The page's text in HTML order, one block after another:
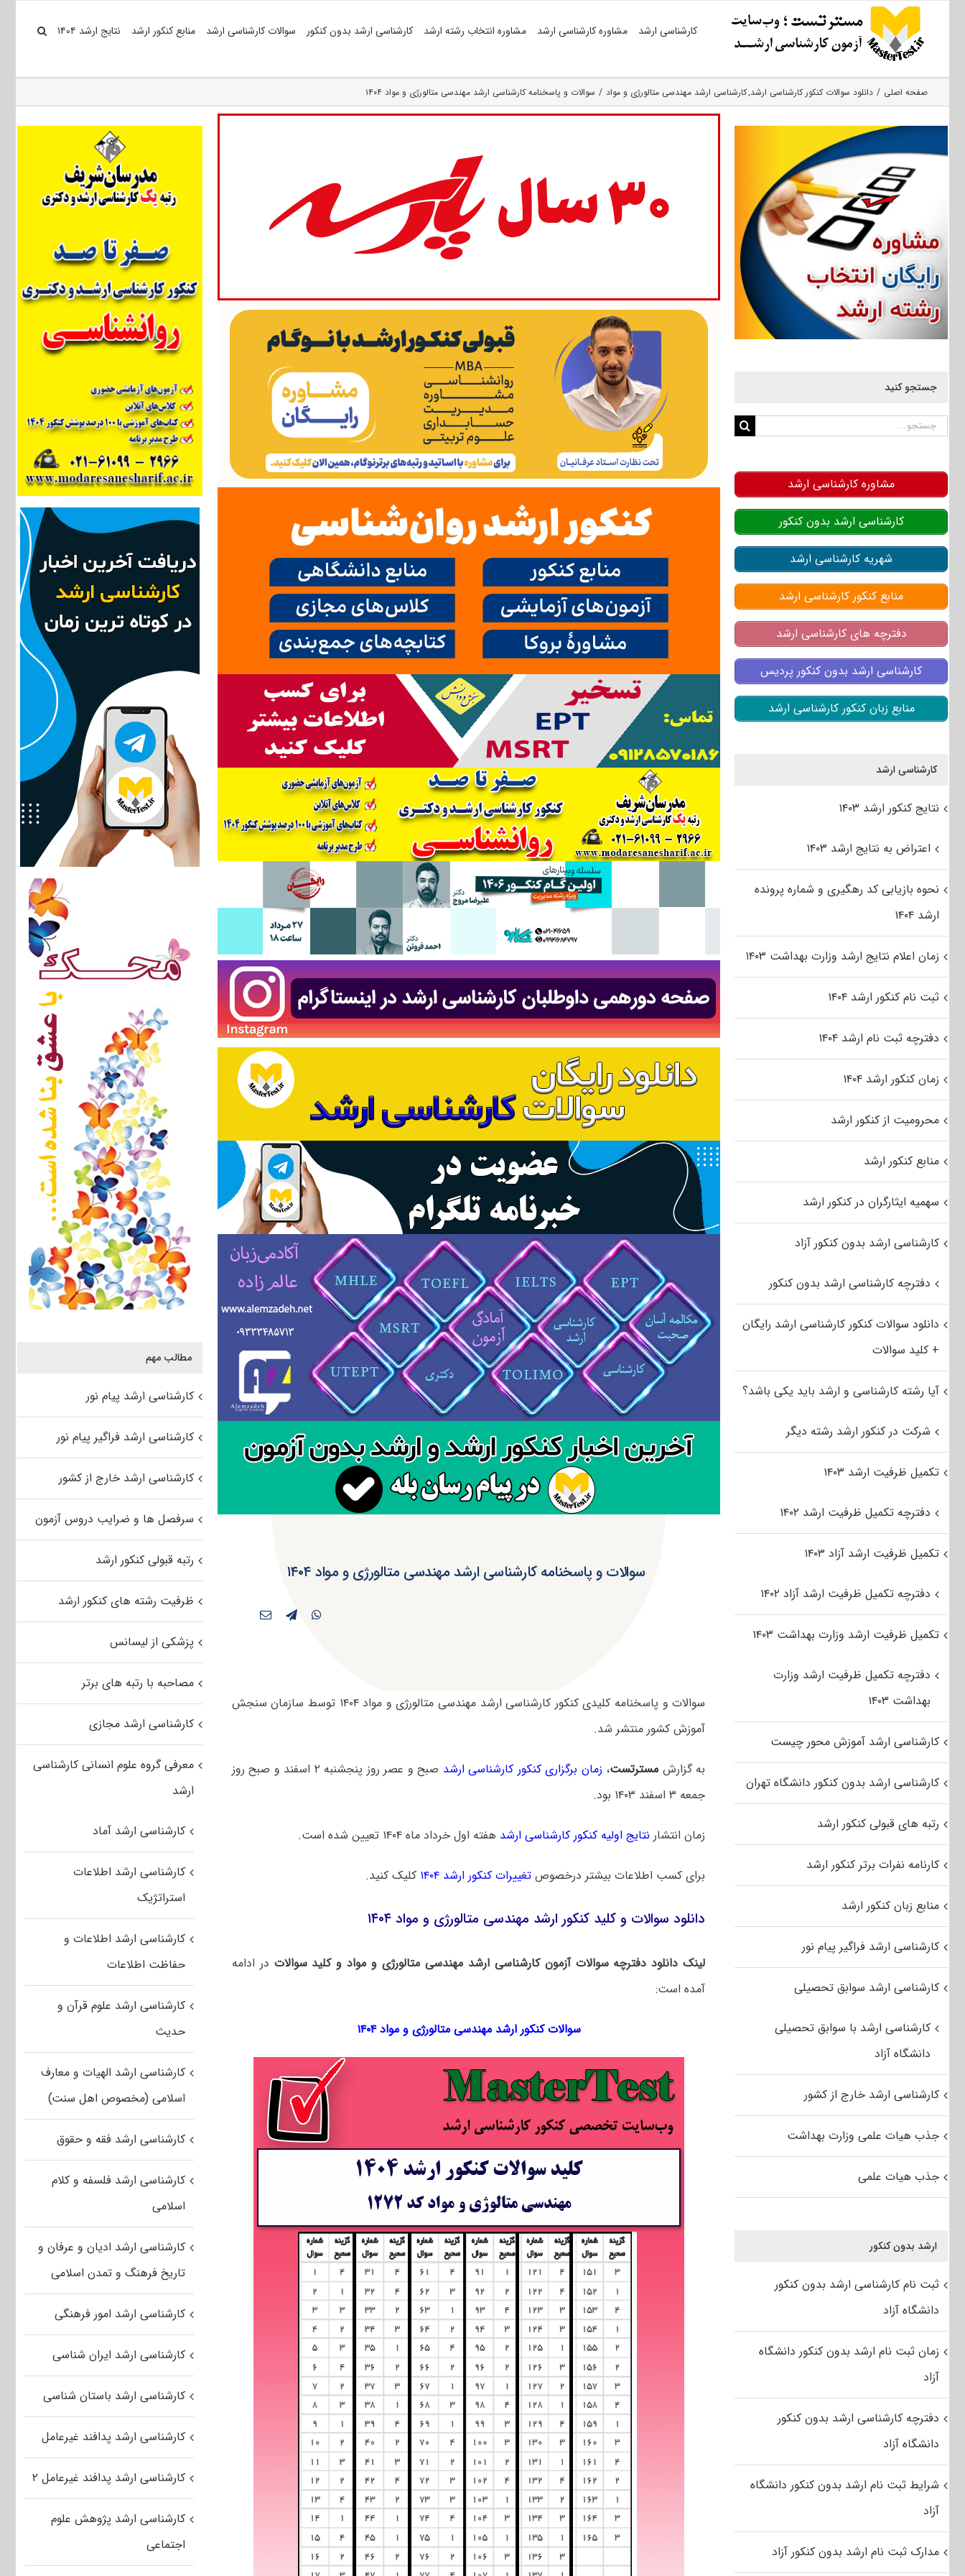
کارشناسی ارشد مشاوره کارشناسی ارشد مشاوره انتخاب رشته ارشد کارشناسی ارشد بدون کنکور سوالات کارشناسی ارشد منابع کنکور ارشد نتایج ارشد ۱۴۰۴
صفحه اصلی دانلود سوالات کنکور کارشناسی ارشد کارشناسی ارشد مهندسی متالورژی و مواد سوالات و پاسخنامه کارشناسی ارشد مهندسی متالورژی و مواد ۱۴۰۴
سوالات و پاسخنامه کارشناسی ارشد مهندسی متالورژی و مواد ۱۴۰۴
سوالات و پاسخنامه کلیدی کنکور کارشناسی ارشد مهندسی متالورژی و مواد ۱۴۰۴ توسط سازمان سنجش
آموزش کشور منتشر شد.
به گزارش مسترتست، زمان برگزاری کنکور کارشناسی ارشد
صبح و عصر روز پنجشنبه ۲ اسفند و صبح روز
جمعه ۳ اسفند ۱۴۰۳ بود.
زمان انتشار نتایج اولیه کنکور کارشناسی ارشد هفته اول خرداد ماه ۱۴۰۴ تعیین شده است.
برای کسب اطلاعات بیشتر درخصوص تغییرات کنکور ارشد ۱۴۰۴ کلیک کنید.
دانلود سوالات و کلید کنکور ارشد مهندسی متالورژی و مواد ۱۴۰۴
لینک دانلود دفترچه سوالات آزمون کارشناسی ارشد مهندسی متالورژی و مواد و کلید سوالات در ادامه
آمده است:
سوالات کنکور ارشد مهندسی متالورژی و مواد ۱۴۰۴
مطالب مهم
کارشناسی ارشد پیام نور
کارشناسی ارشد فراگیر پیام نور
کارشناسی ارشد خارج از کشور
سرفصل ها و ضرایب دروس آزمون
رتبه قبولی کنکور ارشد
ظرفیت رشته های کنکور ارشد
پزشکی از لیسانس
مصاحبه با رتبه های برتر
کارشناسی ارشد مجازی
معرفی گروه علوم انسانی کارشناسی
ارشد
کارشناسی ارشد آماد
کارشناسی ارشد اطلاعات
استراتژیک
کارشناسی ارشد اطلاعات و
حفاظت اطلاعات
کارشناسی ارشد علوم قرآن و
حدیث
کارشناسی ارشد الهیات و معارف
اسلامی (مخصوص اهل سنت)
کارشناسی ارشد فقه و حقوق
کارشناسی ارشد فلسفه و کلام
اسلامی
کارشناسی ارشد ادیان و عرفان و
تاریخ فرهنگ و تمدن اسلامی
کارشناسی ارشد امور فرهنگی
کارشناسی ارشد ایران شناسی
کارشناسی ارشد باستان شناسی
کارشناسی ارشد پدافند غیرعامل
کارشناسی ارشد پدافند غیرعامل ۲
کارشناسی ارشد پژوهش علوم
اجتماعی
جستجو کنید
جستجو
مشاوره کارشناسی ارشد
کارشناسی ارشد بدون کنکور
شهریه کارشناسی ارشد
منابع کنکور کارشناسی ارشد
دفترچه های کارشناسی ارشد
کارشناسی ارشد بدون کنکور پردیس
منابع زبان کنکور کارشناسی ارشد
کارشناسی ارشد
نتایج کنکور ارشد ۱۴۰۳
اعتراض به نتایج ارشد ۱۴۰۳
نحوه بازیابی کد رهگیری و شماره پرونده
ارشد ۱۴۰۴
زمان اعلام نتایج ارشد وزارت بهداشت ۱۴۰۳
ثبت نام کنکور ارشد ۱۴۰۴
دفترچه ثبت نام ارشد ۱۴۰۴
زمان کنکور ارشد ۱۴۰۴
محرومیت از کنکور ارشد
منابع کنکور ارشد
سهمیه ایثارگران در کنکور ارشد
کارشناسی ارشد بدون کنکور آزاد
دفترچه کارشناسی ارشد بدون کنکور
دانلود سوالات کنکور کارشناسی ارشد رایگان
+ کلید سوالات
آیا رشته کارشناسی و ارشد باید یکی باشد؟
شرکت در کنکور ارشد رشته دیگر
تکمیل ظرفیت ارشد ۱۴۰۳
دفترچه تکمیل ظرفیت ارشد ۱۴۰۲
تکمیل ظرفیت ارشد آزاد ۱۴۰۳
دفترچه تکمیل ظرفیت ارشد آزاد ۱۴۰۲
تکمیل ظرفیت ارشد وزارت بهداشت ۱۴۰۳
دفترچه تکمیل ظرفیت ارشد وزارت
بهداشت ۱۴۰۳
کارشناسی ارشد آموزش محور چیست
کارشناسی ارشد بدون کنکور دانشگاه تهران
رتبه های قبولی کنکور ارشد
کارنامه نفرات برتر کنکور ارشد
منابع زبان کنکور ارشد
کارشناسی ارشد فراگیر پیام نور
کارشناسی ارشد سوابق تحصیلی
کارشناسی ارشد با سوابق تحصیلی
دانشگاه آزاد
کارشناسی ارشد خارج از کشور
جذب هیات علمی وزارت بهداشت
جذب هیات علمی
ارشد بدون کنکور
ثبت نام کارشناسی ارشد بدون کنکور
دانشگاه آزاد
زمان ثبت نام ارشد بدون کنکور دانشگاه
آزاد
دفترچه کارشناسی ارشد بدون کنکور
دانشگاه آزاد
شرایط ثبت نام ارشد بدون کنکور دانشگاه
آزاد
مدارک ثبت نام ارشد بدون کنکور آزاد